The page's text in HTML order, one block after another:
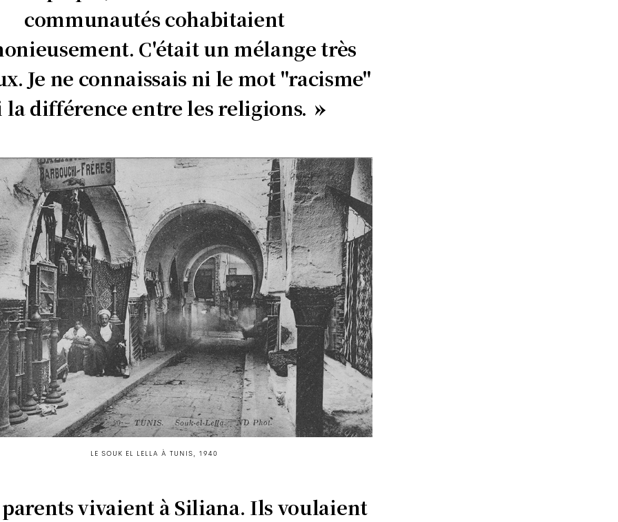
communautés cohabitaient
C'était un mélange très
Je ne connaissais ni le mot "racisme"
la différence entre les religions.
LE SOUK EL LELLA À TUNIS, 1940
parents vivaient à Siliana. Ils voulaient